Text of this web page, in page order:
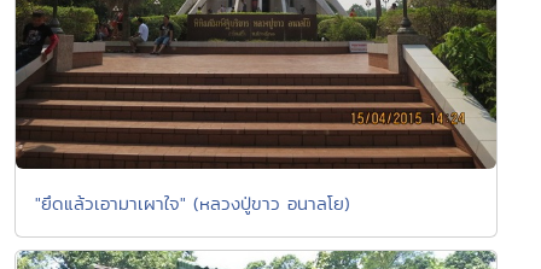
"ยึดแล้วเอามาเผาใจ" (หลวงปู่ขาว อนาลโย)